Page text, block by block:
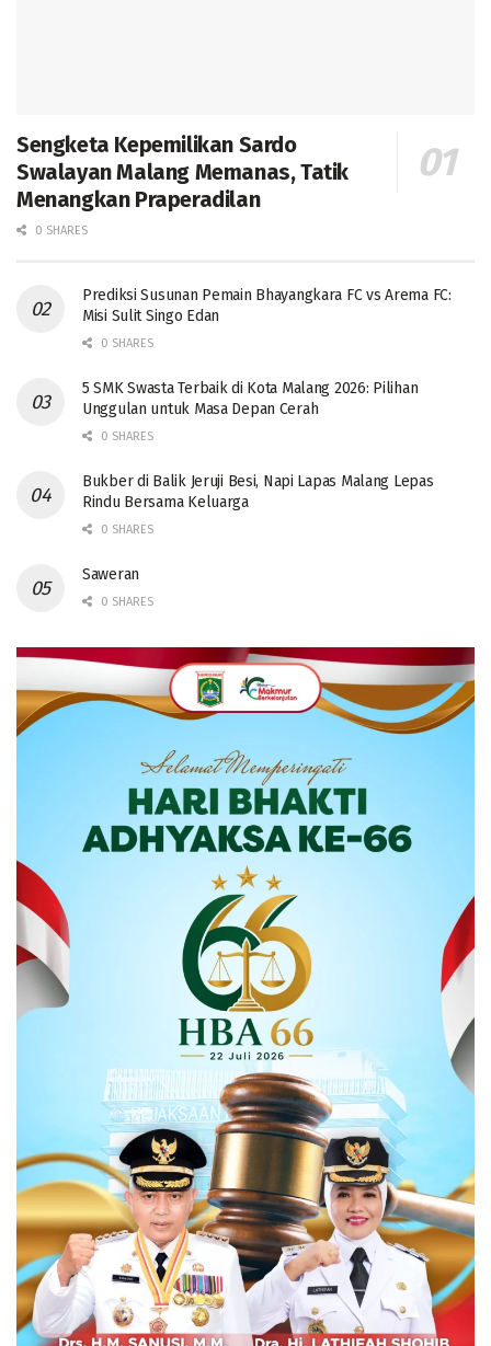
Sengketa Kepemilikan Sardo
Swalayan Malang Memanas, Tatik
Menangkan Praperadilan
0 SHARES
Prediksi Susunan Pemain Bhayangkara FC vs Arema FC:
Misi Sulit Singo Edan
0 SHARES
5 SMK Swasta Terbaik di Kota Malang 2026: Pilihan
Unggulan untuk Masa Depan Cerah
0 SHARES
Bukber di Balik Jeruji Besi, Napi Lapas Malang Lepas
Rindu Bersama Keluarga
0 SHARES
Saweran
0 SHARES